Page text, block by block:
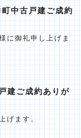
中古戸建ご成約
に御礼申し上げま
建ご成約ありが
げます。